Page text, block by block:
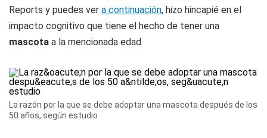
Reports y puedes ver a continuación, hizo hincapié en el
impacto cognitivo que tiene el hecho de tener una
mascota a la mencionada edad.
La razón por la que se debe adoptar una mascota después de los
50 años, según estudio